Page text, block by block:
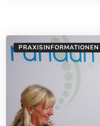
PRAXISINFORMATIONEN